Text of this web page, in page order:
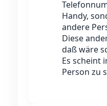
Handy,
andere
Diese
daß wäre
Es scheint
Person zu